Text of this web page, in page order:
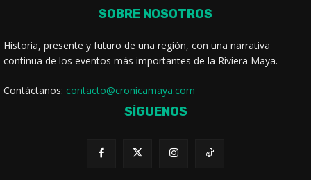
SOBRE NOSOTROS
Historia, presente y futuro de una región, con una narrativa
continua de los eventos más importantes de la Riviera Maya.
Contáctanos: contacto@cronicamaya.com
SÍGUENOS